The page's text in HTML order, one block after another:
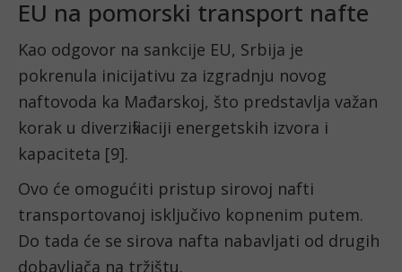
EU na pomorski transport nafte
Kao odgovor na sankcije EU, Srbija je
pokrenula inicijativu za izgradnju novog
naftovoda ka Mađarskoj, što predstavlja važan
korak u diverzifikaciji energetskih izvora i
kapaciteta [9].
Ovo će omogućiti pristup sirovoj nafti
transportovanoj isključivo kopnenim putem.
Do tada će se sirova nafta nabavljati od drugih
dobavljača na tržištu.